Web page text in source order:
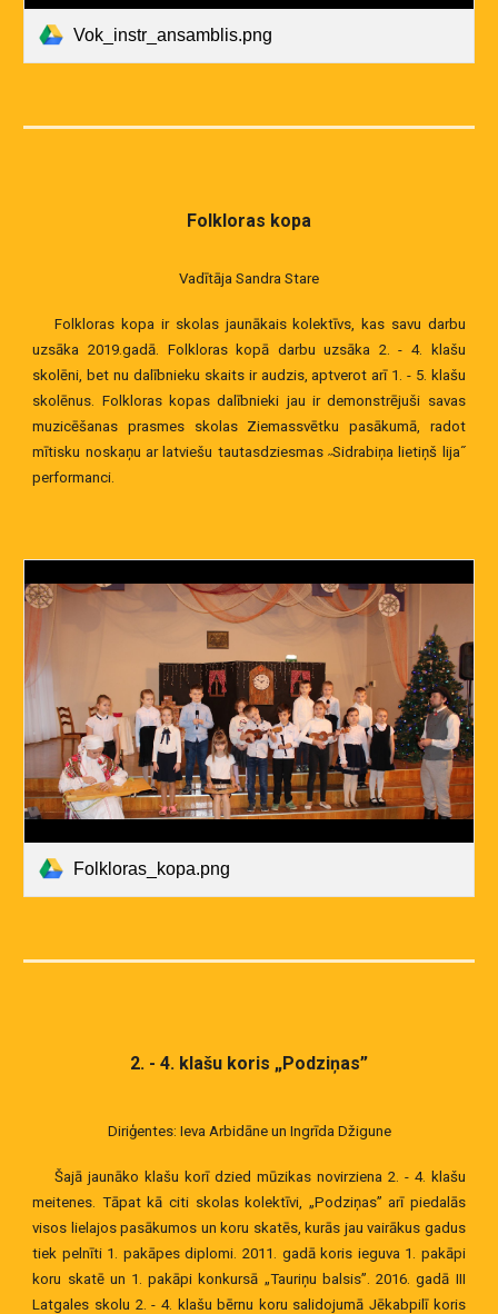
Vok_instr_ansamblis.png
Folkloras kopa
Vadītāja Sandra Stare
Folkloras kopa ir skolas jaunākais kolektīvs, kas savu darbu
uzsāka 2019.gadā. Folkloras kopā darbu uzsāka 2. - 4. klašu
skolēni, bet nu dalībnieku skaits ir audzis, aptverot arī 1. - 5. klašu
skolēnus. Folkloras kopas dalībnieki jau ir demonstrējuši savas
muzicēšanas prasmes skolas Ziemassvētku pasākumā, radot
mītisku noskaņu ar latviešu tautasdziesmas ˶Sidrabiņa lietiņš lija˝
performanci.
Folkloras_kopa.png
2. - 4. klašu koris „Podziņas”
Diriģentes: Ieva Arbidāne un Ingrīda Džigune
Šajā jaunāko klašu korī dzied mūzikas novirziena 2. - 4. klašu
meitenes. Tāpat kā citi skolas kolektīvi, „Podziņas” arī piedalās
visos lielajos pasākumos un koru skatēs, kurās jau vairākus gadus
tiek pelnīti 1. pakāpes diplomi. 2011. gadā koris ieguva 1. pakāpi
koru skatē un 1. pakāpi konkursā „Tauriņu balsis”. 2016. gadā III
Latgales skolu 2. - 4. klašu bērnu koru salidojumā Jēkabpilī koris